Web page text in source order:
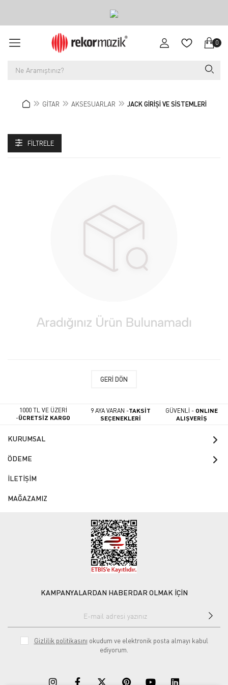
0
GİTAR AKSESUARLAR JACK GİRİŞİ VE SİSTEMLERİ
FILTRELE
GERI DÖN
1000 TL VE ÜZERİ
-ÜCRETSİZ KARGO
9 AYA VARAN -TAKSİT
SEÇENEKLERİ
GÜVENLİ - ONLINE
ALIŞVERİŞ
KURUMSAL
ÖDEME
İLETİŞİM
MAĞAZAMIZ
KAMPANYALARDAN HABERDAR OLMAK İÇİN
Gizlilik politikasını okudum ve elektronik posta almayı kabul
ediyorum.